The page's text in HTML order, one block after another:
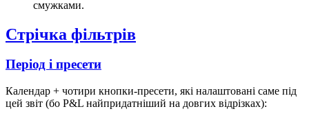
смужками.
Стрічка фільтрів
Період і пресети
Календар + чотири кнопки-пресети, які налаштовані саме під
цей звіт (бо P&L найпридатніший на довгих відрізках):